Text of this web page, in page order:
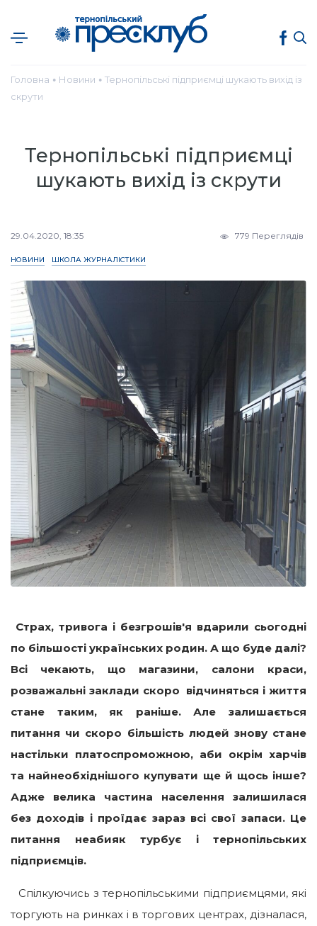
Головна ● Новини ● Тернопільські підприємці шукають вихід із
скрути
Тернопільські підприємці
шукають вихід із скрути
29.04.2020, 18:35 779 Переглядів
НОВИНИ ШКОЛА ЖУРНАЛІСТИКИ
Страх, тривога і безгрошів′я вдарили сьогодні
по більшості українських родин. А що буде далі?
Всі чекають, що магазини, салони краси,
розважальні заклади скоро відчиняться і життя
стане таким, як раніше. Але залишається
питання чи скоро більшість людей знову стане
настільки платоспроможною, аби окрім харчів
та найнеобхіднішого купувати ще й щось інше?
Адже велика частина населення залишилася
без доходів і проїдає зараз всі свої запаси. Це
питання неабияк турбує і тернопільських
підприємців.
Спілкуючись з тернопільськими підприємцями, які
торгують на ринках і в торгових центрах, дізналася,